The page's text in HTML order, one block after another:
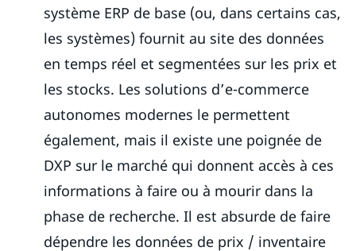
système ERP de base (ou, dans certains cas,
les systèmes) fournit au site des données
en temps réel et segmentées sur les prix et
les stocks. Les solutions d’e-commerce
autonomes modernes le permettent
également, mais il existe une poignée de
DXP sur le marché qui donnent accès à ces
informations à faire ou à mourir dans la
phase de recherche. Il est absurde de faire
dépendre les données de prix / inventaire